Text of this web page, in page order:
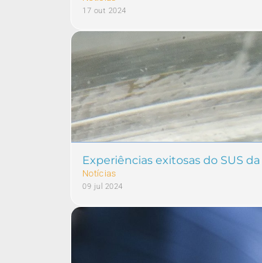
17 out 2024
Experiências exitosas do SUS
Notícias
09 jul 2024